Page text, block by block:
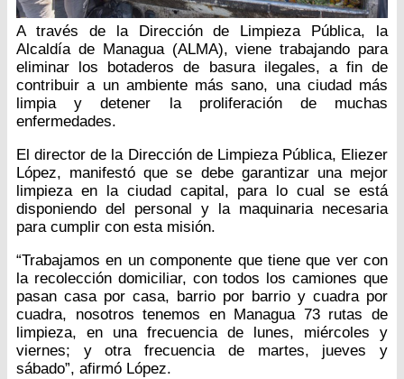
A través de la Dirección de Limpieza Pública, la
Alcaldía de Managua (ALMA), viene trabajando para
eliminar los botaderos de basura ilegales, a fin de
contribuir a un ambiente más sano, una ciudad más
limpia y detener la proliferación de muchas
enfermedades.
El director de la Dirección de Limpieza Pública, Eliezer
López, manifestó que se debe garantizar una mejor
limpieza en la ciudad capital, para lo cual se está
disponiendo del personal y la maquinaria necesaria
para cumplir con esta misión.
“Trabajamos en un componente que tiene que ver con
la recolección domiciliar, con todos los camiones que
pasan casa por casa, barrio por barrio y cuadra por
cuadra, nosotros tenemos en Managua 73 rutas de
limpieza, en una frecuencia de lunes, miércoles y
viernes; y otra frecuencia de martes, jueves y
sábado”, afirmó López.